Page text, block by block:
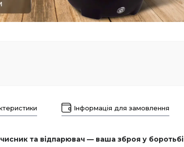
Інформація для замовлення
та відпарювач — ваша зброя у